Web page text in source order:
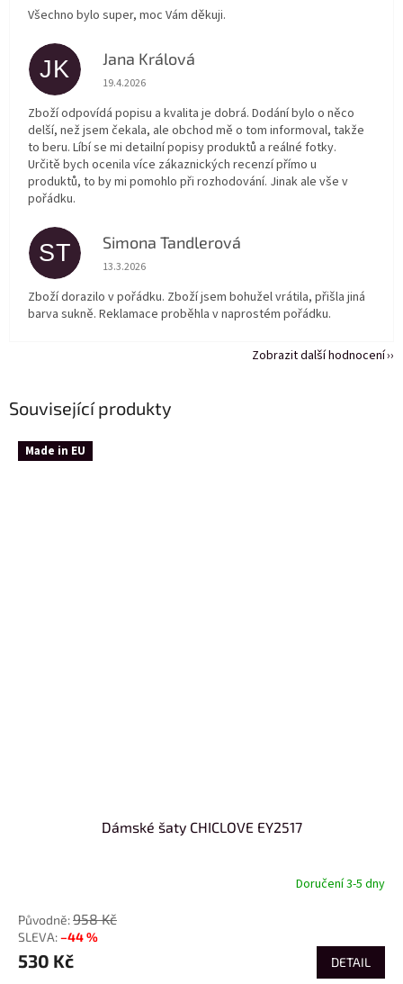
Související produkty
Made in EU
Dámské šaty CHICLOVE EY2517
Doručení 3-5 dny
958 Kč
–44 %
530 Kč DETAIL
Všechno bylo super, moc Vám děkuji.
JK Jana Králová
Hodnocení obchodu je 5 z 5 hvězdiček.
19.4.2026
Zboží odpovídá popisu a kvalita je dobrá. Dodání bylo o něco
delší, než jsem čekala, ale obchod mě o tom informoval, takže
to beru. Líbí se mi detailní popisy produktů a reálné fotky.
Určitě bych ocenila více zákaznických recenzí přímo u
produktů, to by mi pomohlo při rozhodování. Jinak ale vše v
pořádku.
ST Simona Tandlerová
Hodnocení obchodu je 5 z 5 hvězdiček.
13.3.2026
Zboží dorazilo v pořádku. Zboží jsem bohužel vrátila, přišla jiná
barva sukně. Reklamace proběhla v naprostém pořádku.
Zobrazit další hodnocení